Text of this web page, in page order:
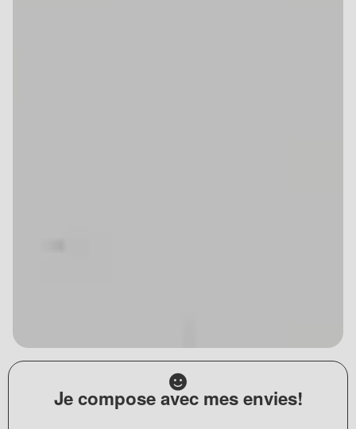
Je compose avec mes envies!